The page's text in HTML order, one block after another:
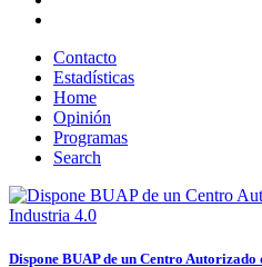
Contacto
Estadísticas
Home
Opinión
Programas
Search
Dispone BUAP de un Centro